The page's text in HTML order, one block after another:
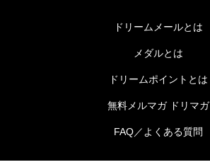
ドリームメールとは
メダルとは
ドリームポイントとは
無料メルマガ ドリマガ
FAQ／よくある質問